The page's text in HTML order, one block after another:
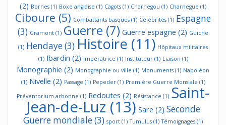
(2) Bornes (1) Boxe anglaise (1) Cagots (1) Charnegou (1) Charnegue (1)
Ciboure (5) Combattants basques (1) Célébrités (1) Espagne
(3) Gramont (1) Guerre (7) Guerre espagne (2) Guiche
(1) Hendaye(3) Histoire (11) Hôpitaux militaires
(1) Ibardin (2) Impératrice (1) Instituteur(1) Liaison (1)
Monographie (2) Monographie ou ville (1) Monuments (1) Napoléon
(1) Nivelle (2) Passage (1) Pepeder(1) Première Guerre Monsiale (1)
Préventorium arbonne (1) Redoutes (2) Résistance (1) Saint-
Jean-de-Luz (13) Sare (2) Seconde
Guerre mondiale(3) sport (1) Tumulus (1) Témoignages (1)